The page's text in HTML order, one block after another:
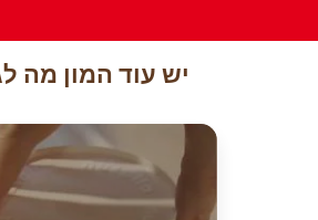
יש עוד המון מה